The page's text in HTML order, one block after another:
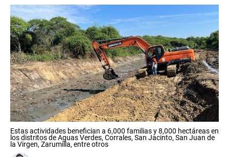
Estas actividades benefician a 6,000 familias y 8,000 hectáreas en
los distritos de Aguas Verdes, Corrales, San Jacinto, San Juan de
la Virgen, Zarumilla, entre otros